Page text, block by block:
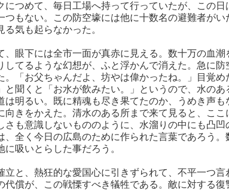
つめて、毎日工場へ持って行っていたが、この
つもない。この防空壕には他に十数名の避難者が
気も起らなかった。
、眼下には全市一面が真赤に見える。数十万の血
てるような幻想が、ふと浮かんで消えた。急に防
。「お父ちゃんだよ、坊やは偉かったね。」目覚
と聞くと「お水が飲みたい。」というので、水の
は明るい。既に精魂も尽き果てたのか、うめき声
向きをかえた。清水のある所まで来て見ると、こ
さも意識しないもののように、水溜りの中にも凸
、全く今日の広島のために作られた言葉であろう
吸いとらした事だろう。
立と、熱狂的な愛国心に引きずられて、不平一つ
代償が、この戦慄すべき犠牲である。敵に対する